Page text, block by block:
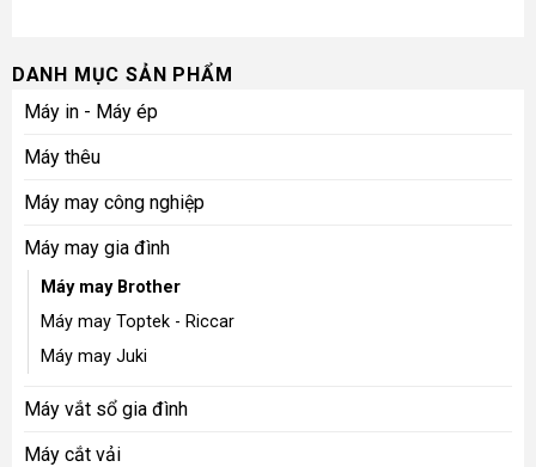
DANH MỤC SẢN PHẨM
Máy in - Máy ép
Máy thêu
Máy may công nghiệp
Máy may gia đình
Máy may Brother
Máy may Toptek - Riccar
Máy may Juki
Máy vắt sổ gia đình
Máy cắt vải